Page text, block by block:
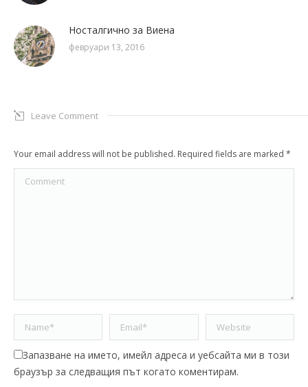
Носталгично за Виена
февруари 13, 2016
Leave Comment
Your email address will not be published. Required fields are marked *
Comment
Name * Email * Website
Запазване на името, имейл адреса и уебсайта ми в този
браузър за следващия път когато коментирам.